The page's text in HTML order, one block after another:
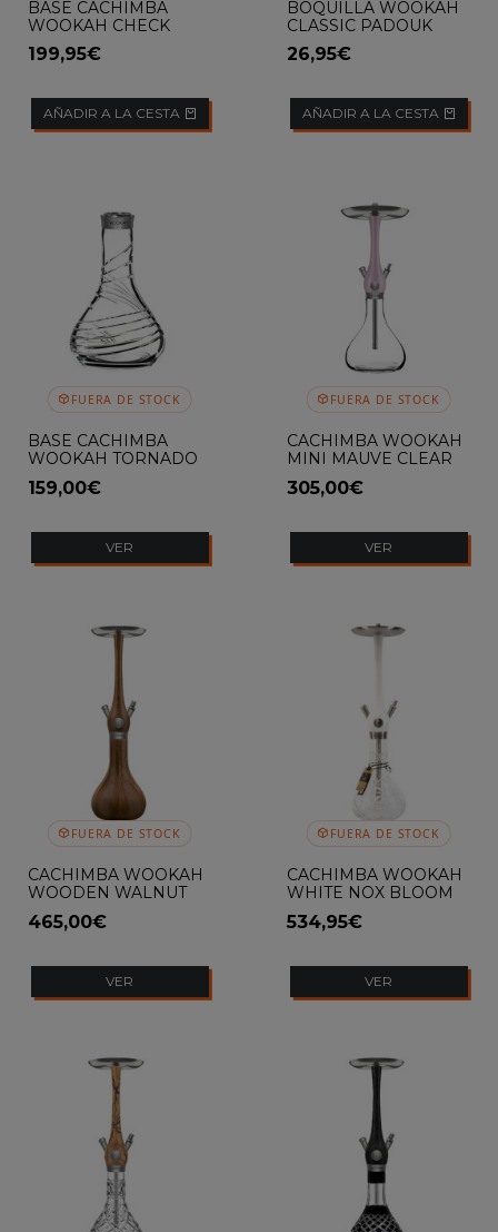
BASE CACHIMBA
WOOKAH CHECK
199,95€
AÑADIR A LA CESTA
BOQUILLA WOOKAH
CLASSIC PADOUK
26,95€
AÑADIR A LA CESTA
FUERA DE STOCK
BASE CACHIMBA
WOOKAH TORNADO
CLICK SISTEM
159,00€
VER
FUERA DE STOCK
CACHIMBA WOOKAH
MINI MAUVE CLEAR
305,00€
VER
FUERA DE STOCK
CACHIMBA WOOKAH
WOODEN WALNUT
465,00€
VER
FUERA DE STOCK
CACHIMBA WOOKAH
WHITE NOX BLOOM
534,95€
VER